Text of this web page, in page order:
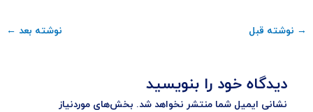
→ نوشته قبل نوشته بعد ←
دیدگاه‌ خود را بنویسید
نشانی ایمیل شما منتشر نخواهد شد. بخش‌های موردنیاز